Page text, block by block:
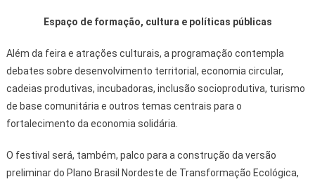
Espaço de formação, cultura e políticas públicas
Além da feira e atrações culturais, a programação contempla
debates sobre desenvolvimento territorial, economia circular,
cadeias produtivas, incubadoras, inclusão socioprodutiva, turismo
de base comunitária e outros temas centrais para o
fortalecimento da economia solidária.
O festival será, também, palco para a construção da versão
preliminar do Plano Brasil Nordeste de Transformação Ecológica,